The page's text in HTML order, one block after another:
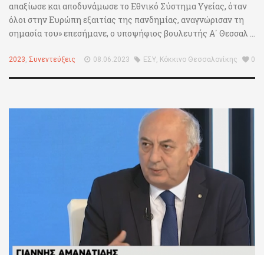
απαξίωσε και αποδυνάμωσε το Εθνικό Σύστημα Υγείας, όταν
όλοι στην Ευρώπη εξαιτίας της πανδημίας, αναγνώρισαν τη
σημασία του» επεσήμανε, ο υποψήφιος βουλευτής Α΄ Θεσσαλ ...
2023, Συνεντεύξεις 08.06.2023 ΕΣΥ, Κόκκινο Θεσσαλονίκης 0